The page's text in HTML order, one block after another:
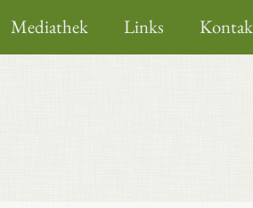
Mediathek Links